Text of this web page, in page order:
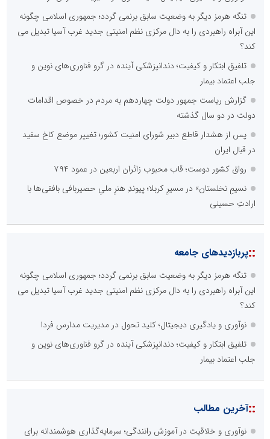
تنگه هرمز دیگر به وضعیت سابق برنمی گردد؛ جمهوری اسلامی چگونه
این آبراه راهبردی را به دال مرکزی نظم امنیتی جدید غرب آسیا تبدیل می
کند؟
تلفیق ابتکار و کیفیت؛ دندانپزشکی آینده در گرو فناوری‌های نوین و
جلب اعتماد بیمار
گزارش ریاست جمهور دولت چهاردهم به مردم در خصوص اقدامات
دولت در دو سال گذشته
پس از هشدار قاطع دبیر شورای امنیت کشور؛ تغییر موضع کاخ سفید
در قبال ایران
رواق کشور دوست؛ قاب محبوب زائران اربعین در عمود ۷۹۴
نسیمِ نخلستان» در مسیرِ کربلا؛ پیوندِ هنرِ ملیِ حصیربافی بافقی‌ها با
ارادتِ حسینی
::پربازدیدهای جامعه
تنگه هرمز دیگر به وضعیت سابق برنمی گردد؛ جمهوری اسلامی چگونه
این آبراه راهبردی را به دال مرکزی نظم امنیتی جدید غرب آسیا تبدیل می
کند؟
نوآوری و یادگیری دیجیتال؛ کلید تحول در مدیریت مدارس فردا
تلفیق ابتکار و کیفیت؛ دندانپزشکی آینده در گرو فناوری‌های نوین و
جلب اعتماد بیمار
::آخرین مطالب
نوآوری و خلاقیت در آموزش رانندگی؛ سرمایه‌گذاری هوشمندانه برای